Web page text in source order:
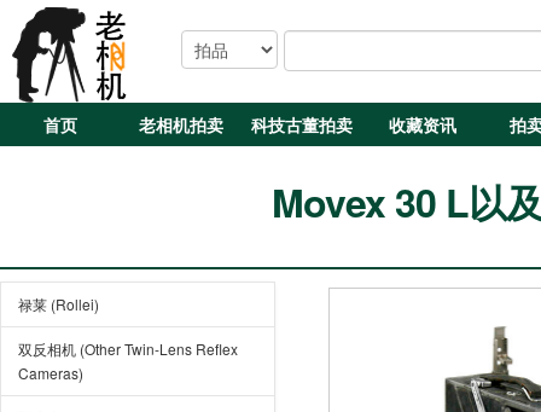
首页 老相机拍卖 科技古董拍卖 收藏资讯 拍
Movex 30 L以
禄莱 (Rollei)
双反相机 (Other Twin-Lens Reflex
Cameras)